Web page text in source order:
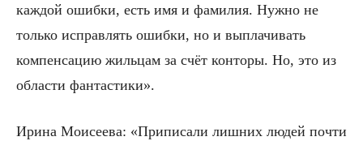
каждой ошибки, есть имя и фамилия. Нужно не
только исправлять ошибки, но и выплачивать
компенсацию жильцам за счёт конторы. Но, это из
области фантастики».
Ирина Моисеева: «Приписали лишних людей почти